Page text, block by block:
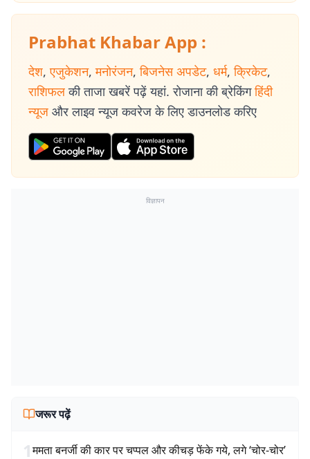
Prabhat Khabar App :
देश, एजुकेशन, मनोरंजन, बिजनेस अपडेट, धर्म, क्रिकेट,
राशिफल की ताजा खबरें पढ़ें यहां. रोजाना की ब्रेकिंग हिंदी
न्यूज और लाइव न्यूज कवरेज के लिए डाउनलोड करिए
विज्ञापन
जरूर पढ़ें
1ममता बनर्जी की कार पर चप्पल और कीचड़ फेंके गये, लगे ‘चोर-चोर’